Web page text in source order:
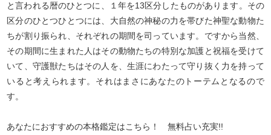
と言われる暦のひとつに、１年を13区分したものがあります。その
区分のひとつひとつには、大自然の神秘の力を帯びた神聖な動物た
ちが割り振られ、それぞれの期間を司っています。ですから当然、
その期間に生まれた人はその動物たちの特別な加護と祝福を受けて
いて、守護獣たちはその人を、生涯にわたって守り抜く力を持って
いると考えられます。それはまさにあなたのトーテムとなるので
す。
あなたにおすすめの本格鑑定はこちら！ 無料占い充実!!